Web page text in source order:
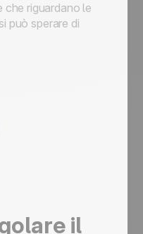
che riguardano le
può sperare di
il